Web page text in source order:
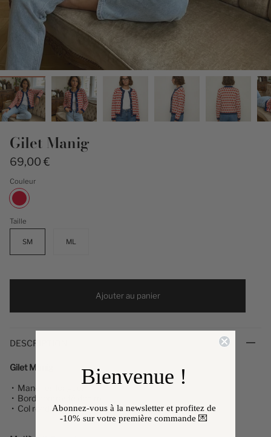
Gilet Manig
69,00 €
Couleur
Rouge
Taille
SM ML
Ajouter au panier
DESCRIPTION
Gilet Manig
• Manches longues
• Bord contrasté denim
• Col rond
Bienvenue !
Abonnez-vous à la newsletter et profitez de
-10% sur votre première commande 💌